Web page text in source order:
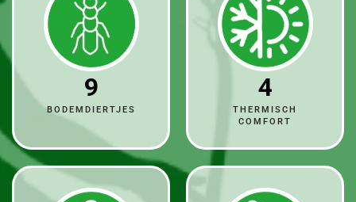
9
BODEMDIERTJES
4
THERMISCH
COMFORT